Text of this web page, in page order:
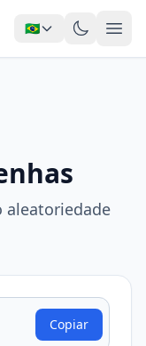
🇧🇷
aleatoriedade
Copiar